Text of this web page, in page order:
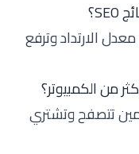
الارتداد وترفع
من الكمبيوتر؟
تتصفح وتشتري